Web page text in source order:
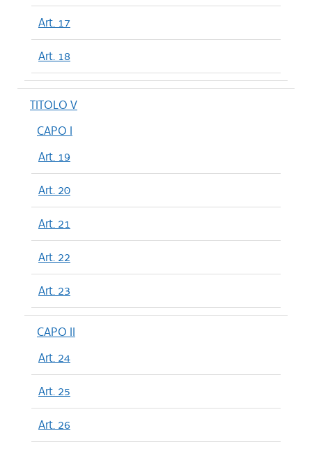
Art. 17
Art. 18
TITOLO V
CAPO I
Art. 19
Art. 20
Art. 21
Art. 22
Art. 23
CAPO II
Art. 24
Art. 25
Art. 26